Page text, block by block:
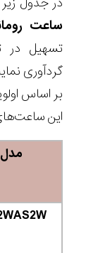
ساعت
تسهیل در
گردآوری
بر اساس
این